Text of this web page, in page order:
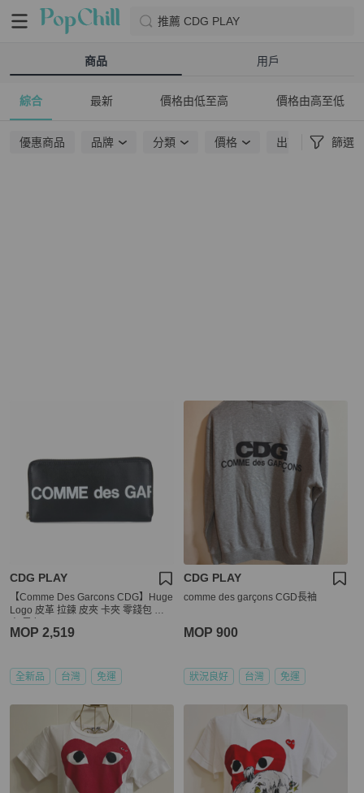
推薦 CDG PLAY
商品 用戶
綜合 最新 價格由低至高 價格由高至低
優惠商品 品牌 分類 價格 出貨地點 篩選
CDG PLAY
【Comme Des Garcons CDG】Huge
Logo 皮革 拉鍊 皮夾 卡夾 零錢包 長
MOP 2,519
全新品 台灣 免運
CDG PLAY
comme des garçons CGD長袖
MOP 900
狀況良好 台灣 免運